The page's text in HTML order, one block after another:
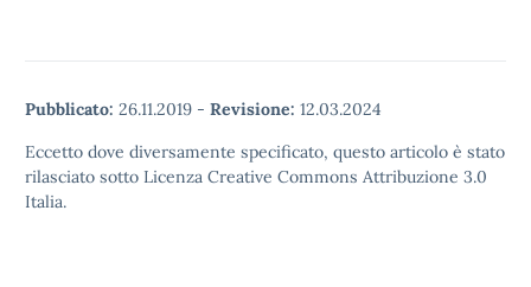
Pubblicato: 26.11.2019 - Revisione: 12.03.2024
Eccetto dove diversamente specificato, questo articolo è stato
rilasciato sotto Licenza Creative Commons Attribuzione 3.0
Italia.